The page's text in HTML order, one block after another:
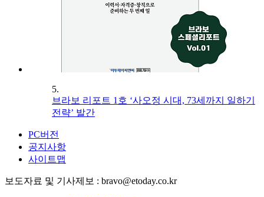
5.
브라보 리포트 1호 ‘사오정 시대, 73세까지 일하기
전략’ 발간
PC버전
공지사항
사이트맵
보도자료 및 기사제보 : bravo@etoday.co.kr